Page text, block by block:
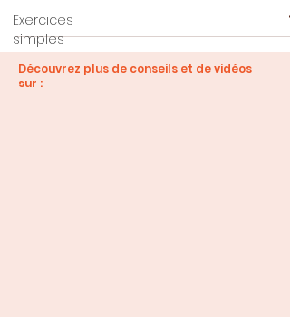
Exercices
simples
Découvrez plus de conseils et de vidéos
sur :